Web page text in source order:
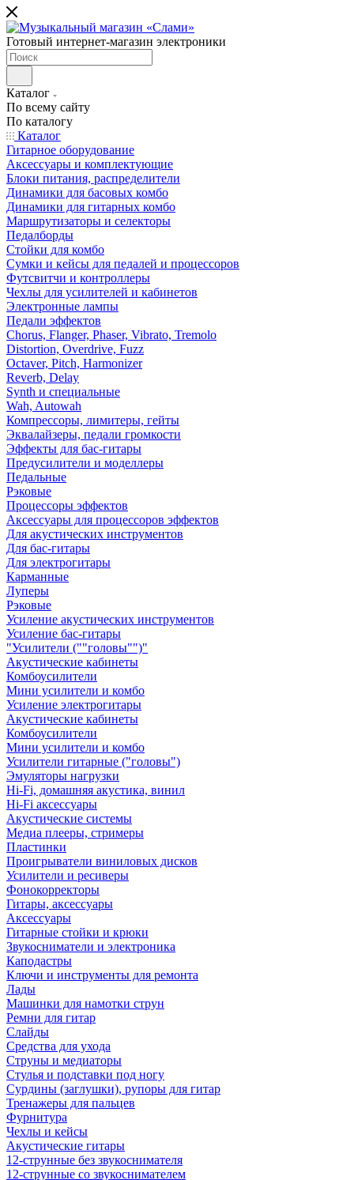
Готовый интернет-магазин электроники
Каталог
По всему сайту
По каталогу
Каталог
Гитарное оборудование
Аксессуары и комплектующие
Блоки питания, распределители
Динамики для басовых комбо
Динамики для гитарных комбо
Маршрутизаторы и селекторы
Педалборды
Стойки для комбо
Сумки и кейсы для педалей и процессоров
Футсвитчи и контроллеры
Чехлы для усилителей и кабинетов
Электронные лампы
Педали эффектов
Chorus, Flanger, Phaser, Vibrato, Tremolo
Distortion, Overdrive, Fuzz
Octaver, Pitch, Harmonizer
Reverb, Delay
Synth и специальные
Wah, Autowah
Компрессоры, лимитеры, гейты
Эквалайзеры, педали громкости
Эффекты для бас-гитары
Предусилители и моделлеры
Педальные
Рэковые
Процессоры эффектов
Аксессуары для процессоров эффектов
Для акустических инструментов
Для бас-гитары
Для электрогитары
Карманные
Луперы
Рэковые
Усиление акустических инструментов
Усиление бас-гитары
"Усилители (""головы"")"
Акустические кабинеты
Комбоусилители
Мини усилители и комбо
Усиление электрогитары
Акустические кабинеты
Комбоусилители
Мини усилители и комбо
Усилители гитарные ("головы")
Эмуляторы нагрузки
Hi-Fi, домашняя акустика, винил
Hi-Fi аксессуары
Акустические системы
Медиа плееры, стримеры
Пластинки
Проигрыватели виниловых дисков
Усилители и ресиверы
Фонокорректоры
Гитары, аксессуары
Аксессуары
Гитарные стойки и крюки
Звукосниматели и электроника
Каподастры
Ключи и инструменты для ремонта
Лады
Машинки для намотки струн
Ремни для гитар
Слайды
Средства для ухода
Струны и медиаторы
Стулья и подставки под ногу
Сурдины (заглушки), рупоры для гитар
Тренажеры для пальцев
Фурнитура
Чехлы и кейсы
Акустические гитары
12-струнные без звукоснимателя
12-струнные со звукоснимателем